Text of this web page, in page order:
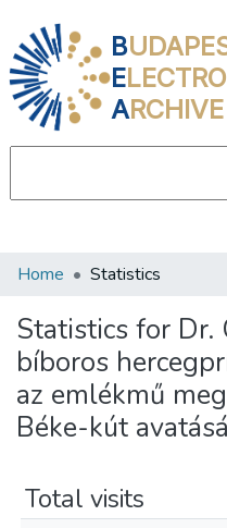
B
E
ARCHIVE
Communities &
All of DSpace
About us
Home Statistics
Statistics for Dr.
bíboros
az emlékmű
Béke-kút
Total visits